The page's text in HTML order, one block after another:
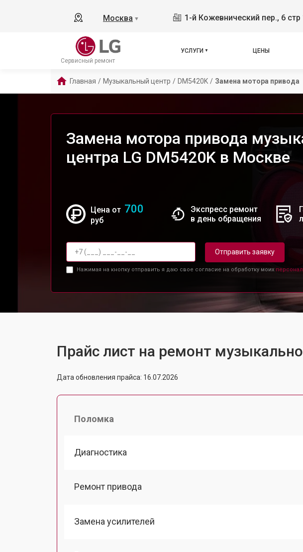
Москва ▼ 1-й Кожевнический пер., 6 стр
Сервисный ремонт
УСЛУГИ ЦЕНЫ
Главная / Музыкальный центр / DM5420K / Замена мотора привода
Замена мотора привода
центра LG DM5420K в Москве
Цена от 700
руб
Экспресс ремонт
в день обращения
Отправить заявку
Нажимая на кнопку отправить я даю свое согласие на обработку моих
Прайс лист на ремонт
Дата обновления прайса: 16.07.2026
Поломка
Диагностика
Ремонт привода
Замена усилителей